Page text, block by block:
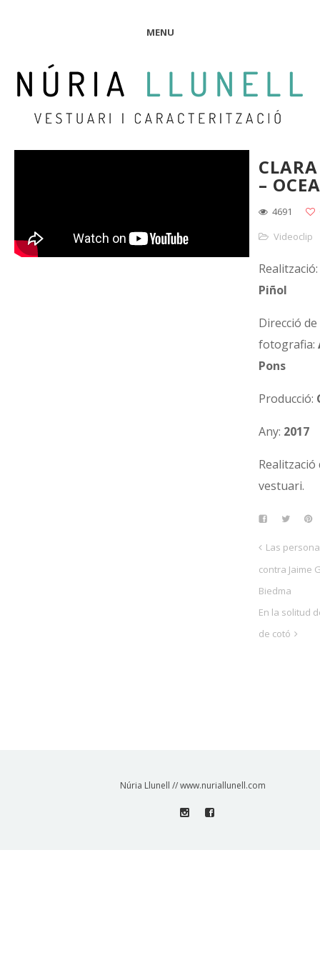
MENU
–
4691
Videoclip
Realització:
Piñol
Direcció de
fotografia:
Pons
Producció:
Any: 2017
Realització
vestuari.
Las
contra Jaime
Biedma
En la solitud
de cotó
Núria Llunell // www.nuriallunell.com